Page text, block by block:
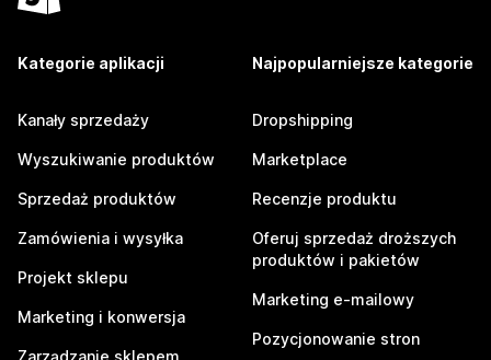
Kategorie aplikacji
Kanały sprzedaży
Wyszukiwanie produktów
Sprzedaż produktów
Zamówienia i wysyłka
Projekt sklepu
Marketing i konwersja
Najpopularniejsze kategorie
Dropshipping
Marketplace
Recenzje produktu
Oferuj sprzedaż droższych
produktów i pakietów
Marketing e-mailowy
Pozycjonowanie stron